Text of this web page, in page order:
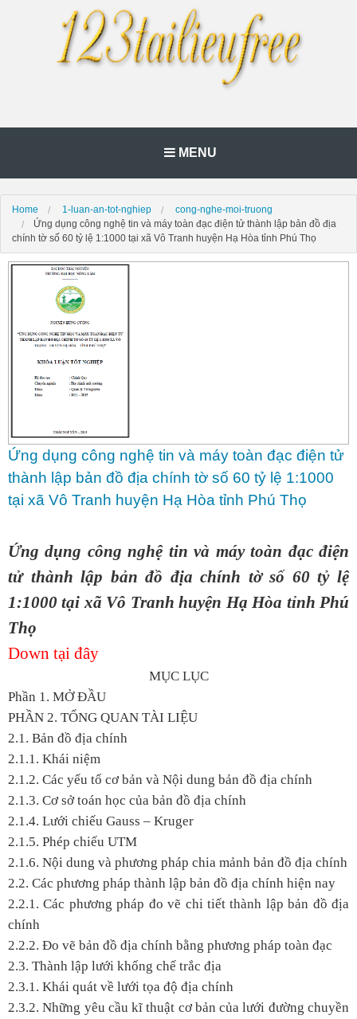
MENU
Home 1-luan-an-tot-nghiep
cong-nghe-moi-truong
Ứng dụng công nghệ tin và máy toàn đạc điện tử thành lập bản đồ địa
chính tờ số 60 tỷ lệ 1:1000 tại xã Vô Tranh huyện Hạ Hòa tỉnh Phú Thọ
Ứng dụng công nghệ tin và máy toàn đạc điện tử
thành lập bản đồ địa chính tờ số 60 tỷ lệ 1:1000
tại xã Vô Tranh huyện Hạ Hòa tỉnh Phú Thọ
Ứng dụng công nghệ tin và máy toàn đạc điện
tử thành lập bản đồ địa chính tờ số 60 tỷ lệ
1:1000 tại xã Vô Tranh huyện Hạ Hòa tỉnh Phú
Thọ
Down tại đây
MỤC LỤC
Phần 1. MỞ ĐẦU
PHẦN 2. TỔNG QUAN TÀI LIỆU
2.1. Bản đồ địa chính
2.1.1. Khái niệm
2.1.2. Các yếu tố cơ bản và Nội dung bản đồ địa chính
2.1.3. Cơ sở toán học của bản đồ địa chính
2.1.4. Lưới chiếu Gauss – Kruger
2.1.5. Phép chiếu UTM
2.1.6. Nội dung và phương pháp chia mảnh bản đồ địa chính
2.2. Các phương pháp thành lập bản đồ địa chính hiện nay
2.2.1. Các phương pháp đo vẽ chi tiết thành lập bản đồ địa
chính
2.2.2. Đo vẽ bản đồ địa chính bằng phương pháp toàn đạc
2.3. Thành lập lưới khống chế trắc địa
2.3.1. Khái quát về lưới tọa độ địa chính
2.3.2. Những yêu cầu kĩ thuật cơ bản của lưới đường chuyền